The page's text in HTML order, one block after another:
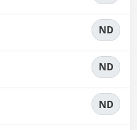
ND
ND
ND